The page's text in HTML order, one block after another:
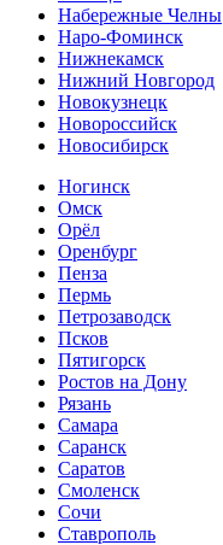
Набережные Челны
Наро-Фоминск
Нижнекамск
Нижний Новгород
Новокузнецк
Новороссийск
Новосибирск
Ногинск
Омск
Орёл
Оренбург
Пенза
Пермь
Петрозаводск
Псков
Пятигорск
Ростов на Дону
Рязань
Самара
Саранск
Саратов
Смоленск
Сочи
Ставрополь